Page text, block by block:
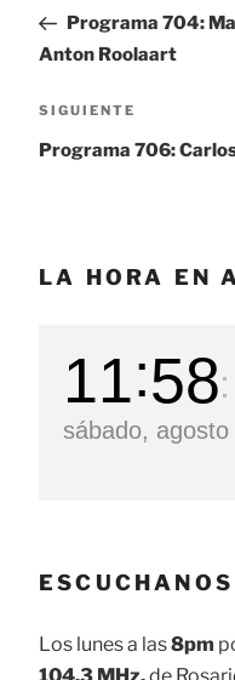
entradas
anterior:
Programa 704:
Anton Roolaart
Siguiente
entrada
SIGUIENTE
Programa 706:
LA HORA EN
11 58
sábado,
Los lunes a las8pm